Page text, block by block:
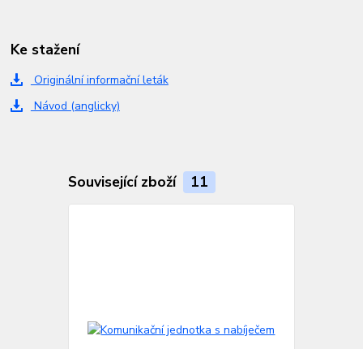
Ke stažení
Originální informační leták
Návod (anglicky)
Související zboží 11